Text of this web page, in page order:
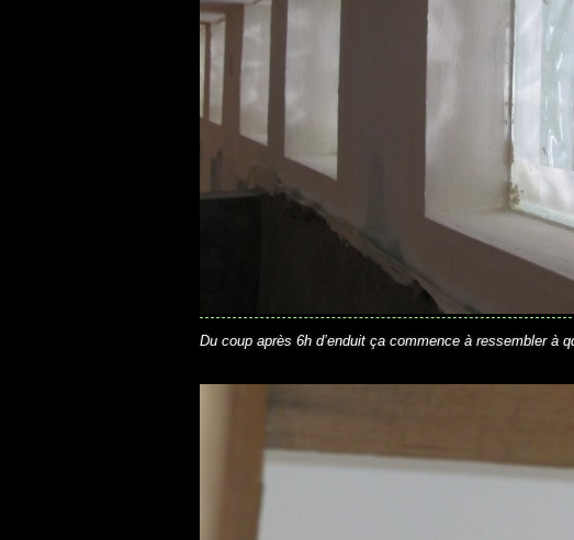
Du coup après 6h d’enduit ça commence à ressembler